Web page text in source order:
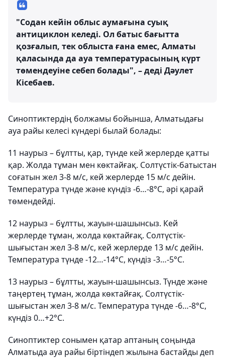
"Содан кейін облыс аумағына суық
антициклон келеді. Ол батыс бағытта
қозғалып, тек облыста ғана емес, Алматы
қаласында да ауа температурасының күрт
төмендеуіне себеп болады", – деді Дәулет
Кісебаев.
Синоптиктердің болжамы бойынша, Алматыдағы
ауа райы келесі күндері былай болады:
11 наурыз – бұлтты, қар, түнде кей жерлерде қатты
қар. Жолда тұман мен көктайғақ. Солтүстік-батыстан
соғатын жел 3-8 м/с, кей жерлерде 15 м/с дейін.
Температура түнде және күндіз -6…-8°С, әрі қарай
төмендейді.
12 наурыз – бұлтты, жауын-шашынсыз. Кей
жерлерде тұман, жолда көктайғақ. Солтүстік-
шығыстан жел 3-8 м/с, кей жерлерде 13 м/с дейін.
Температура түнде -12…-14°С, күндіз -3…-5°С.
13 наурыз – бұлтты, жауын-шашынсыз. Түнде және
таңертең тұман, жолда көктайғақ. Солтүстік-
шығыстан жел 3-8 м/с. Температура түнде -6…-8°С,
күндіз 0…+2°С.
Синоптиктер сонымен қатар аптаның соңында
Алматыда ауа райы біртіндеп жылына бастайды деп